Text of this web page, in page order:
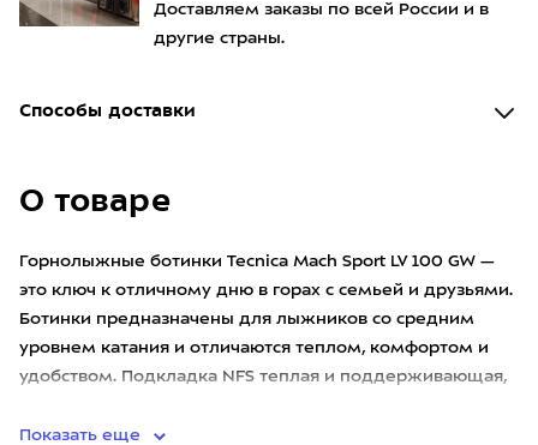
Доставляем заказы по всей России и в
другие страны.
Способы доставки
О товаре
Горнолыжные ботинки Tecnica Mach Sport LV 100 GW —
это ключ к отличному дню в горах с семьей и друзьями.
Ботинки предназначены для лыжников со средним
уровнем катания и отличаются теплом, комфортом и
удобством. Подкладка NFS теплая и поддерживающая,
Показать еще